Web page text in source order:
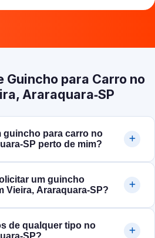
Guincho para Carro no
Araraquara‑SP
guincho para carro no
perto de mim?
um guincho
Araraquara‑SP?
de qualquer tipo no